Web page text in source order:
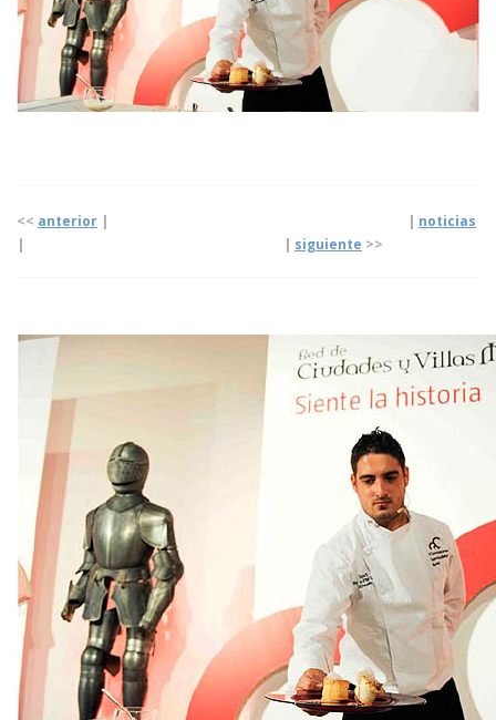
<< anterior | | noticias
|
| siguiente >>